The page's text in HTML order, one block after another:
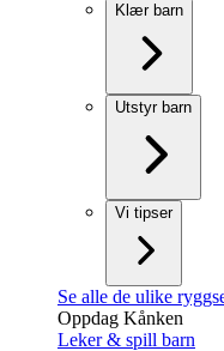
Klær barn
Utstyr barn
Vi tipser
Se alle de ulike
Oppdag Kånken
Leker & spill barn